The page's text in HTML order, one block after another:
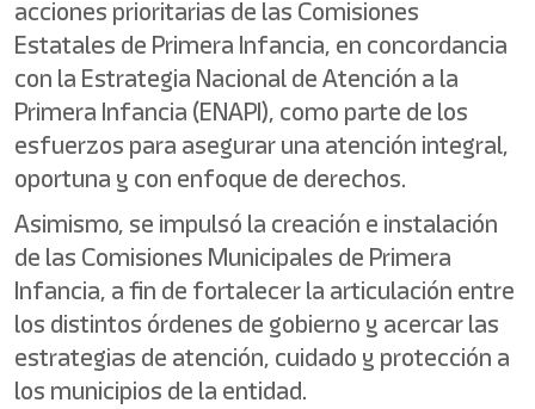
acciones prioritarias de las Comisiones
Estatales de Primera Infancia, en concordancia
con la Estrategia Nacional de Atención a la
Primera Infancia (ENAPI), como parte de los
esfuerzos para asegurar una atención integral,
oportuna y con enfoque de derechos.
Asimismo, se impulsó la creación e instalación
de las Comisiones Municipales de Primera
Infancia, a fin de fortalecer la articulación entre
los distintos órdenes de gobierno y acercar las
estrategias de atención, cuidado y protección a
los municipios de la entidad.